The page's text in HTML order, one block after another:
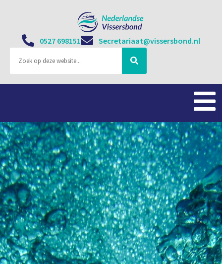
0527 698151 Secretariaat@vissersbond.nl